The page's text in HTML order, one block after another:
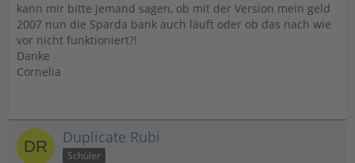
kann mir bitte jemand sagen, ob mit der Version mein geld
2007 nun die Sparda bank auch läuft oder ob das nach wie
vor nicht funktioniert?!
Danke
Cornelia
Duplicate Rubi
Schüler